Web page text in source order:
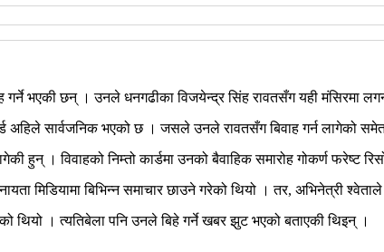
गर्ने भएकी छन् । उनले धनगढीका विजयेन्द्र सिंह रावतसँग यही मंसिरमा
अहिले सार्वजनिक भएको छ । जसले उनले रावतसँग बिवाह गर्न लागेको समेत
हुन् । विवाहको निम्तो कार्डमा उनको बैवाहिक समारोह गोकर्ण फरेष्ट
मिडियामा बिभिन्न समाचार छाउने गरेको थियो । तर, अभिनेत्री
थियो । त्यतिबेला पनि उनले बिहे गर्ने खबर झुट भएको बताएकी थिइन् ।